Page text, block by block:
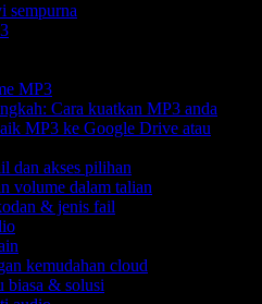
sempurna
MP3
Cara kuatkan MP3 anda
MP3 ke Google Drive atau
dan akses pilihan
volume dalam talian
& jenis fail
kemudahan cloud
biasa & solusi